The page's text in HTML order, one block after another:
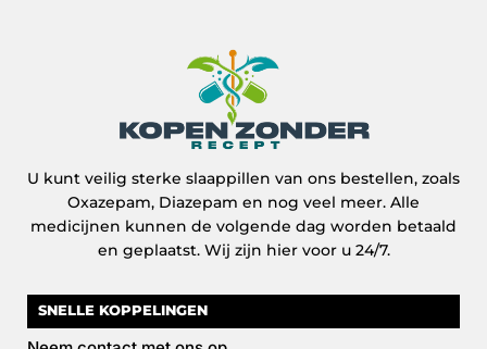
U kunt veilig sterke slaappillen van ons bestellen, zoals
Oxazepam, Diazepam en nog veel meer. Alle
medicijnen kunnen de volgende dag worden betaald
en geplaatst. Wij zijn hier voor u 24/7.
SNELLE KOPPELINGEN